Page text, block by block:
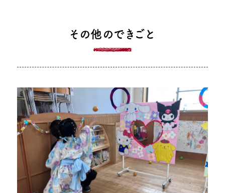
その他のできごと